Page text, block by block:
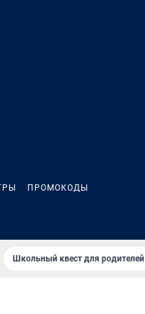
ПРОМОКОДЫ
Школьный квест для родителей